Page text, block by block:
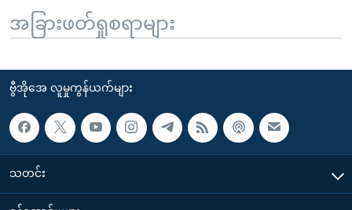
အခြားဖတ်ရှုစရာများ
ဗွီအိုအေ လူမှုကွန်ယက်များ
သတင်း